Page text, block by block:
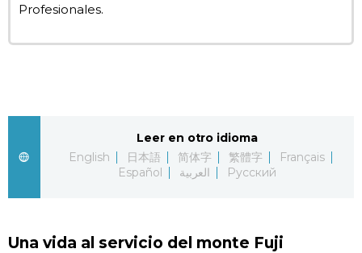
Profesionales.
Leer en otro idioma
English
日本語 简体字 繁體字
Français
Español
العربية Русский
Una vida al servicio del monte Fuji